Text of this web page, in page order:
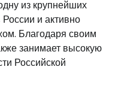
из крупнейших
и активно
Благодаря своим
занимает высокую
Российской